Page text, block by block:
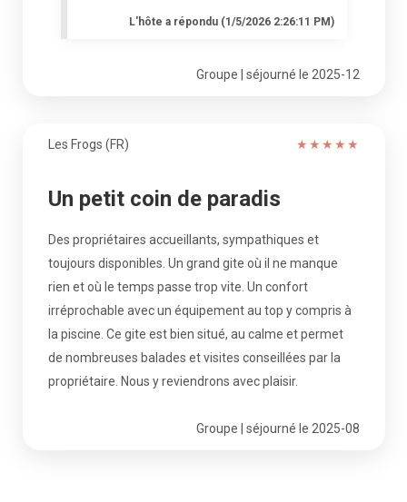
L'hôte a répondu (1/5/2026 2:26:11 PM)
Groupe | séjourné le 2025-12
Les Frogs (FR) ★ ★ ★ ★ ★
Un petit coin de paradis
Des propriétaires accueillants, sympathiques et
toujours disponibles. Un grand gite où il ne manque
rien et où le temps passe trop vite. Un confort
irréprochable avec un équipement au top y compris à
la piscine. Ce gite est bien situé, au calme et permet
de nombreuses balades et visites conseillées par la
propriétaire. Nous y reviendrons avec plaisir.
Groupe | séjourné le 2025-08